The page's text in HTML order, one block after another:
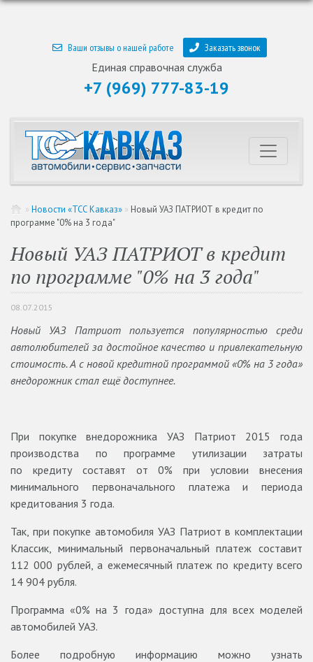
Ваши отзывы о нашей работе Заказать звонок
Единая справочная служба
+7 (969) 777-83-19
» Новости «ТСС Кавказ» » Новый УАЗ ПАТРИОТ в кредит по
программе "0% на 3 года"
Новый УАЗ ПАТРИОТ в кредит
по программе "0% на 3 года"
08.07.2015
Новый УАЗ Патриот пользуется популярностью среди
автолюбителей за достойное качество и привлекательную
стоимость. А с новой кредитной программой «0% на 3 года»
внедорожник стал ещё доступнее.
При покупке внедорожника УАЗ Патриот 2015 года
производства по программе утилизации затраты
по кредиту составят от 0% при условии внесения
минимального первоначального платежа и периода
кредитования 3 года.
Так, при покупке автомобиля УАЗ Патриот в комплектации
Классик, минимальный первоначальный платеж составит
112 000 рублей, а ежемесячный платеж по кредиту всего
14 904 рубля.
Программа «0% на 3 года» доступна для всех моделей
автомобилей УАЗ.
Более подробную информацию можно узнать